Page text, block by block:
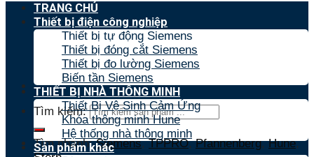
Tìm kiếm:
Tìm nhanh:Siemens,TPPRO,Pfannenberg,Hune,
TRANG CHỦ
Thiết bị điện công nghiệp
Thiết bị tự động Siemens
Thiết bị đóng cắt Siemens
Thiết bị đo lường Siemens
Biến tần Siemens
THIẾT BỊ NHÀ THÔNG MINH
Thiết Bị Vệ Sinh Cảm Ứng
Khóa thông minh Hune
Hệ thống nhà thông minh
Sản phẩm khác